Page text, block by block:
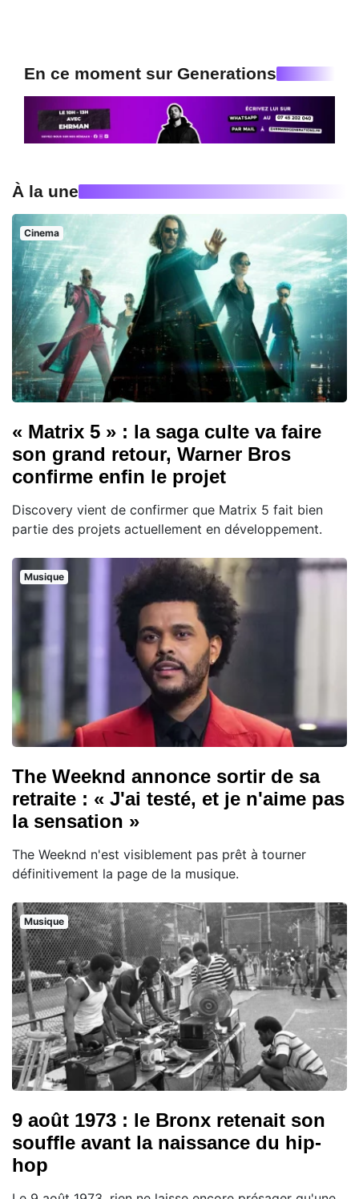
En ce moment sur Generations
À la une
Cinema
« Matrix 5 » : la saga culte va faire
son grand retour, Warner Bros
confirme enfin le projet
Discovery vient de confirmer que Matrix 5 fait bien
partie des projets actuellement en développement.
Musique
The Weeknd annonce sortir de sa
retraite : « J'ai testé, et je n'aime pas
la sensation »
The Weeknd n'est visiblement pas prêt à tourner
définitivement la page de la musique.
Musique
9 août 1973 : le Bronx retenait son
souffle avant la naissance du hip-
hop